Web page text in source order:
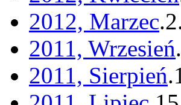
2012, Marzec.2
2011, Wrzesień.
2011, Sierpień.